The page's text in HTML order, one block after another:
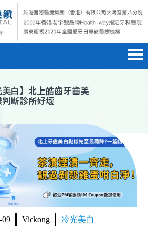
白】北上皓齒牙齒美
判斷診所好壞
09 Vickong 冷光美白